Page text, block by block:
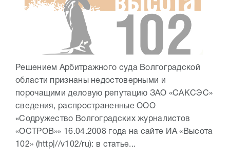
Решением Арбитражного суда Волгоградской
области признаны недостоверными и
порочащими деловую репутацию ЗАО «САКСЭС»
сведения, распространенные ООО
«Содружество Волгоградских журналистов
«ОСТРОВ»» 16.04.2008 года на сайте ИА «Высота
102» (http|//v102/ru): в статье...